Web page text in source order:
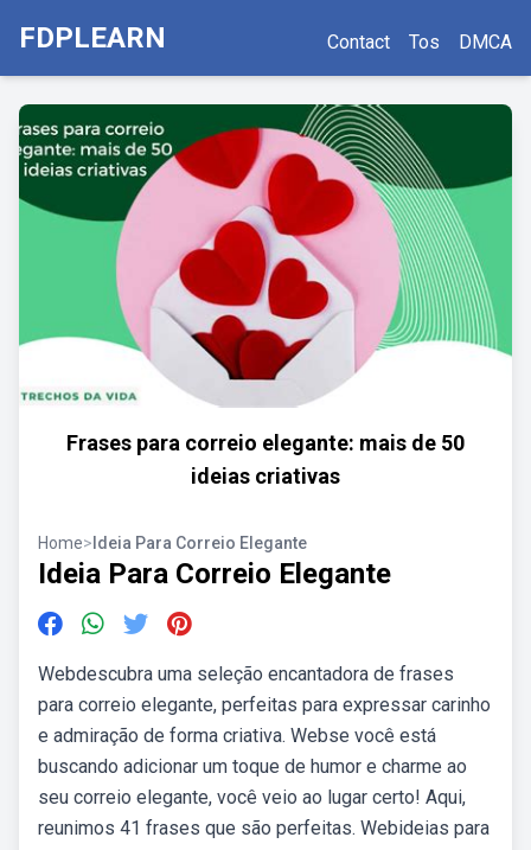
FDPLEARN Contact Tos DMCA
Frases para correio elegante: mais de 50
ideias criativas
Home> Ideia Para Correio Elegante
Ideia Para Correio Elegante
Webdescubra uma seleção encantadora de frases
para correio elegante, perfeitas para expressar carinho
e admiração de forma criativa. Webse você está
buscando adicionar um toque de humor e charme ao
seu correio elegante, você veio ao lugar certo! Aqui,
reunimos 41 frases que são perfeitas. Webideias para